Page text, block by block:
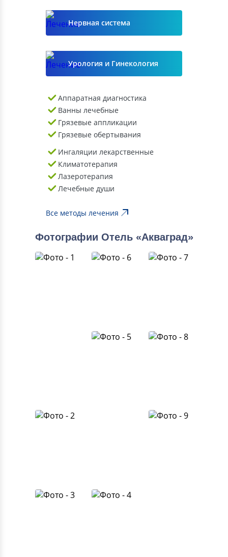
Нервная система
Урология и Гинекология
Аппаратная диагностика
Ванны лечебные
Грязевые аппликации
Грязевые обертывания
Ингаляции лекарственные
Климатотерапия
Лазеротерапия
Лечебные души
Все методы лечения
Фотографии Отель «Акваград»